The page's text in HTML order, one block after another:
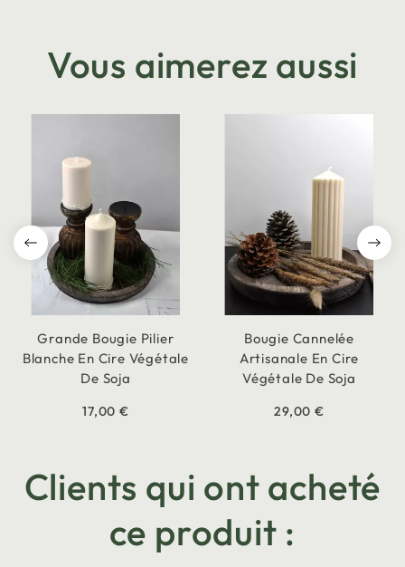
Vous aimerez aussi
Grande Bougie Pilier
Blanche En Cire Végétale
De Soja
17,00 €
Bougie Cannelée
Artisanale En Cire
Végétale De Soja
29,00 €
Clients qui ont acheté
ce produit :